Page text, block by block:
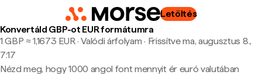
Letöltés
Konvertáld GBP-ot EUR formátumra
1 GBP ≈ 1,1673 EUR · Valódi árfolyam · Frissítve ma, augusztus 8.,
7:17
Nézd meg, hogy 1000 angol font mennyit ér euró valutában